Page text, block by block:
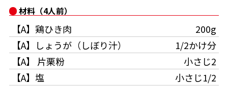
旨さ、別格。だし屋の鍋 韓福善シリーズ
時短レシピ
おいしいレシピを商品から探す
かつお節レシピ
ヤマキ かつお節プラス®
かつお節・だしを楽しむ
だしコミュ
採用情報
- ジョブリターン制
Global
材料（4人前）
【A】鶏ひき肉
200g
【A】しょうが（しぼり汁）
1/2かけ分
【A】 片栗粉
小さじ2
【A】塩
小さじ1/2